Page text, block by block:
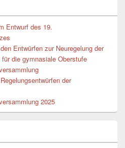
Entwurf des 19.
Entwürfen zur Neuregelung der
die gymnasiale Oberstufe
der
2025